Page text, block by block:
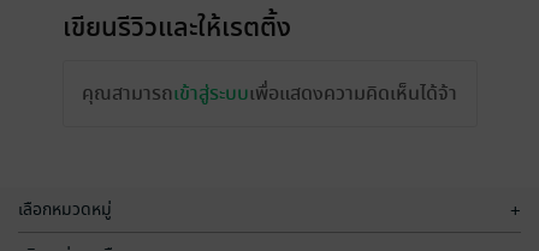
เขียนรีวิวและให้เรตติ้ง
คุณสามารถเข้าสู่ระบบเพื่อแสดงความคิดเห็นได้จ้า
เลือกหมวดหมู่ +